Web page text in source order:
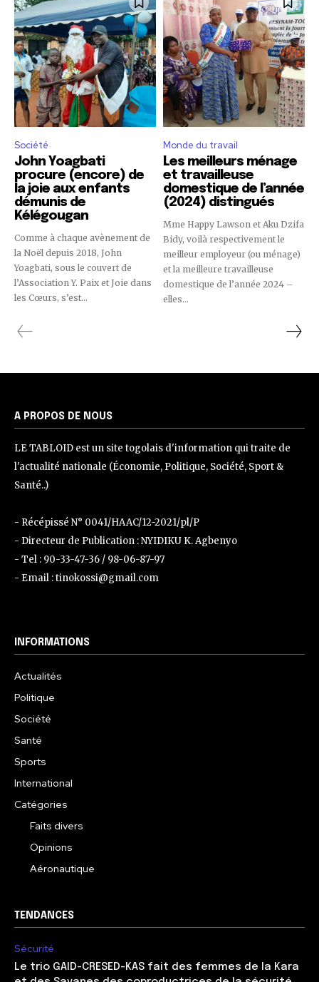
Société
John Yoagbati
procure (encore) de
la joie aux enfants
démunis de
Kélégougan
Comme à chaque avènement de
la Noël depuis 2018, John
Yoagbati, sous le couvert de
l’Association Y. Paix et Joie dans
les Cœurs, s’est...
Monde du travail
Les meilleurs ménage
et travailleuse
domestique de l’année
(2024) distingués
Mme Happy Lawson et Aku Dzifa
Bidy, voilà respectivement le
meilleur employeur (ou ménage)
et la meilleure travailleuse
domestique de l’année 2024 –
elles...
A PROPOS DE NOUS
LE TABLOID est un site togolais d'information qui traite de
l'actualité nationale (Économie, Politique, Société, Sport &
Santé..)
- Récépissé N° 0041/HAAC/12-2021/pl/P
- Directeur de Publication : NYIDIKU K. Agbenyo
- Tel : 90-33-47-36 / 98-06-87-97
- Email : tinokossi@gmail.com
INFORMATIONS
Actualités
Politique
Société
Santé
Sports
International
Catégories
Faits divers
Opinions
Aéronautique
TENDANCES
Sécurité
Le trio GAID-CRESED-KAS fait des femmes de la Kara